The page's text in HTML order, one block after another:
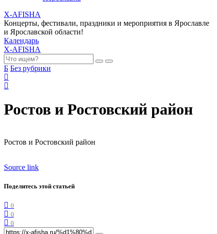
X-AFISHA
Концерты, фестивали, праздники и мероприятия в Ярославле
и Ярославской области!
Календарь
X-AFISHA
Б Без рубрики
Ростов и Ростовский район
Ростов и Ростовский район
Source link
Поделитесь этой статьей
0
0
0